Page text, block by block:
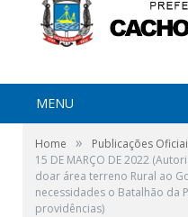
MENU
Home » Publicações
15 DE MARÇO DE 2022
doar área terreno Rural ao
necessidades o Batalhão da
providências)